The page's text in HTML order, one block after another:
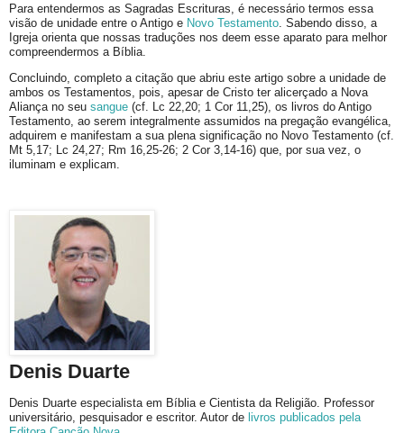
Para entendermos as Sagradas Escrituras, é necessário termos essa
visão de unidade entre o Antigo e Novo Testamento . Sabendo disso, a
Igreja orienta que nossas traduções nos deem esse aparato para melhor
compreendermos a Bíblia.
Concluindo, completo a citação que abriu este artigo sobre a unidade de
ambos os Testamentos, pois, apesar de Cristo ter alicerçado a Nova
Aliança no seu sangue (cf. Lc 22,20; 1 Cor 11,25), os livros do Antigo
Testamento, ao serem integralmente assumidos na pregação evangélica,
adquirem e manifestam a sua plena significação no Novo Testamento (cf.
Mt 5,17; Lc 24,27; Rm 16,25-26; 2 Cor 3,14-16) que, por sua vez, o
iluminam e explicam.
Denis Duarte
Denis Duarte especialista em Bíblia e Cientista da Religião. Professor
universitário, pesquisador e escritor. Autor de livros publicados pela